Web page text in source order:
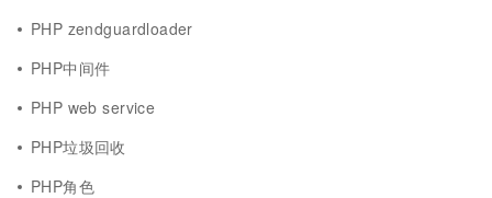
PHP zendguardloader
PHP中间件
PHP web service
PHP垃圾回收
PHP角色